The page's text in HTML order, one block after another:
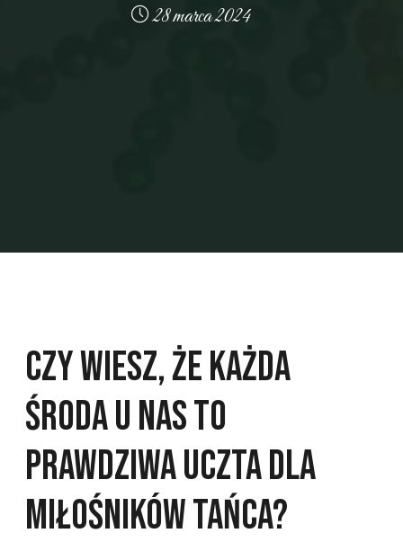
28 marca 2024
Czy wiesz, że każda
środa u nas to
prawdziwa uczta dla
miłośników tańca?